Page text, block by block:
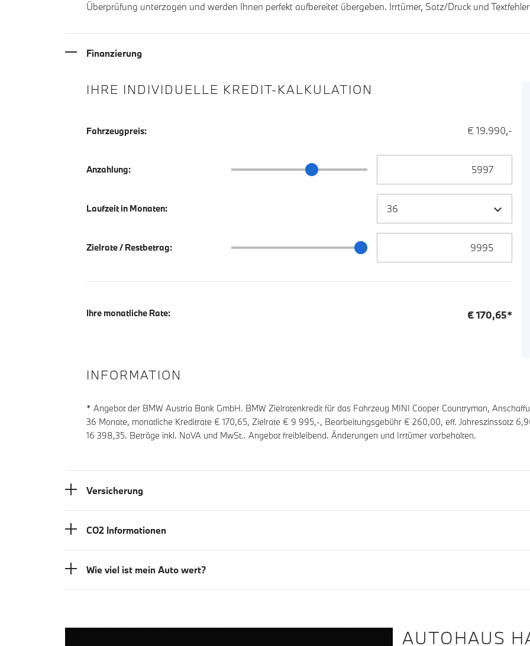
Überprüfung unterzogen und werden Ihnen perfekt aufbereitet übergeben. Irrtümer, Satz/Druck und
Finanzierung
IHRE INDIVIDUELLE KREDIT-KALKULATION
Fahrzeugpreis: € 19.990,-
Anzahlung: Anzahlung Schieberegler
Laufzeit in Monaten:
Zielrate / Restbetrag: Zielrate / Restbetrag Schieberegler
Ihre monatliche Rate: €170,65*
INFORMATION
* Angebot der BMW Austria Bank GmbH. BMW Zielratenkredit für das Fahrzeug MINI Cooper Countryman,
36 Monate, monatliche Kreditrate € 170,65, Zielrate € 9 995,-, Bearbeitungsgebühr € 260,00, eff. Jahreszinssatz
16 398,35. Beträge inkl. NoVA und MwSt.. Angebot freibleibend. Änderungen und Irrtümer vorbehalten.
Versicherung
CO2 Informationen
Wie viel ist mein Auto wert?
AUTOHAUS